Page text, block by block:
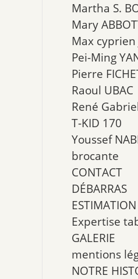
Martha S.
Mary
Max cyprien
Pei-Ming
Pierre
Raoul UBAC
René
T-KID 170
Youssef
brocante
CONTACT
DÉBARRAS
Expertise
GALERIE
mentions
NOTRE